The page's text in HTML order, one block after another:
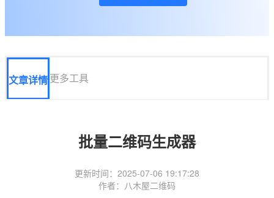
文章详情更多工具
批量二维码生成器
更新时间：2025-07-06 19:17:28
作者：八木屋二维码